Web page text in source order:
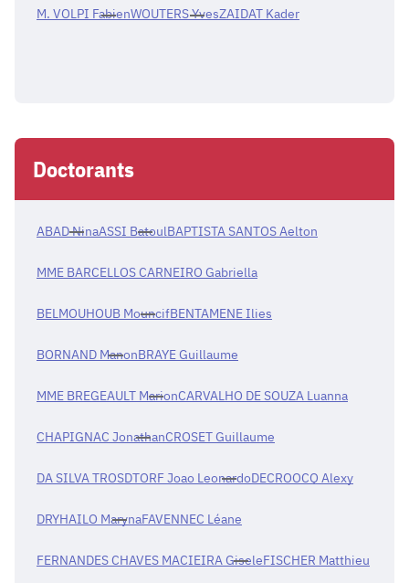
M. VOLPI FabienWOUTERS YvesZAIDAT Kader
Doctorants
ABAD NinaASSI BatoulBAPTISTA SANTOS Aelton
MME BARCELLOS CARNEIRO Gabriella
BELMOUHOUB MouncifBENTAMENE Ilies
BORNAND ManonBRAYE Guillaume
MME BREGEAULT MarionCARVALHO DE SOUZA Luanna
CHAPIGNAC JonathanCROSET Guillaume
DA SILVA TROSDTORF Joao LeonardoDECROOCQ Alexy
DRYHAILO MarynaFAVENNEC Léane
FERNANDES CHAVES MACIEIRA GiseleFISCHER Matthieu